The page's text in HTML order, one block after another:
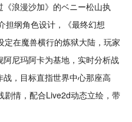
《浪漫沙加》的ベニー松山执
担纲角色设计 ，《最终幻想
定在魔兽横行的炼狱大陆，玩家
阿尼玛阿卡为基地 ，实时分析战
，目标直指世界中心那座高
剧情 ， 配合Live2d动态立绘，带